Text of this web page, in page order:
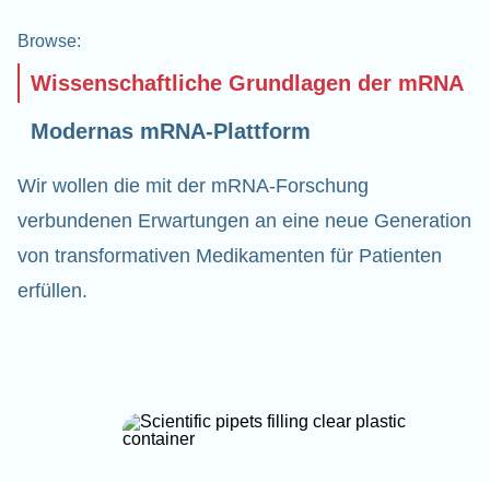
Browse:
Wissenschaftliche Grundlagen der mRNA
Modernas mRNA-Plattform
Wir wollen die mit der mRNA-Forschung
verbundenen Erwartungen an eine neue Generation
von transformativen Medikamenten für Patienten
erfüllen.